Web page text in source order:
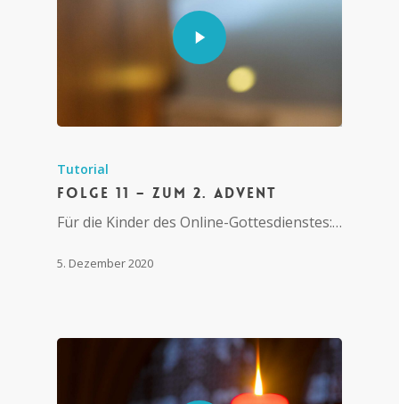
Tutorial
Folge 11 – Zum 2. Advent
Für die Kinder des Online-Gottesdienstes:…
5. Dezember 2020